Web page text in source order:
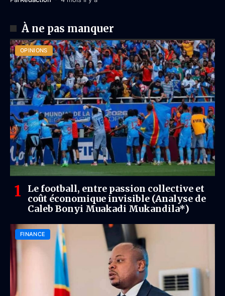
À ne pas manquer
OPINIONS
Le football, entre passion collective et
coût économique invisible (Analyse de
Caleb Bonyi Muakadi Mukandila*)
FINANCE